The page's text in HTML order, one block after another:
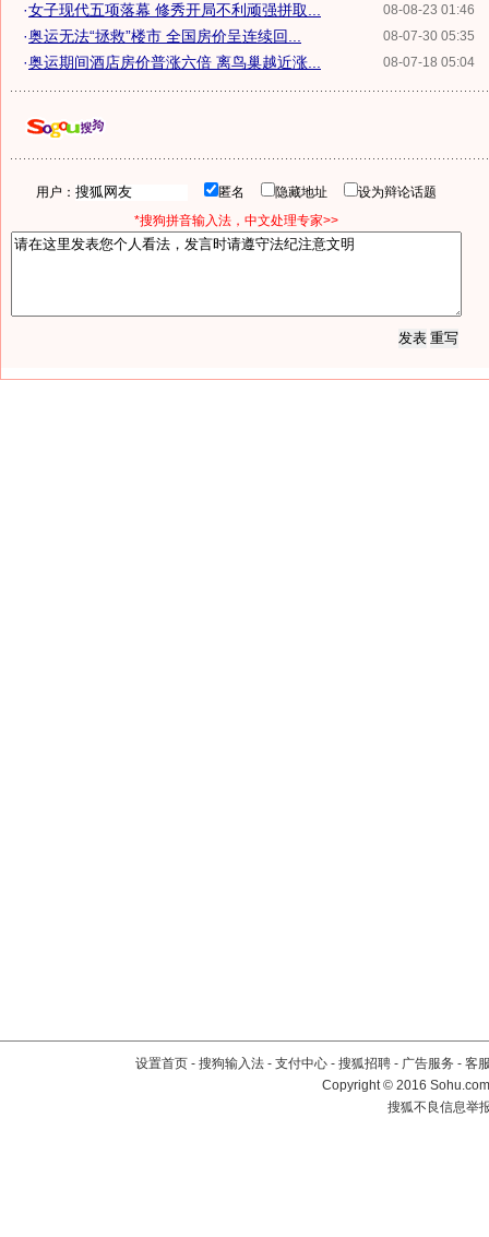
08-08-23 01:46
·女子现代五项落幕 修秀开局不利顽强拼取...
08-07-30 05:35
·奥运无法“拯救”楼市 全国房价呈连续回...
08-07-18 05:04
·奥运期间酒店房价普涨六倍 离鸟巢越近涨...
用户： 匿名 隐藏地址
设为辩论话题
*搜狗拼音输入法，中文处理专家>>
设置首页 - 搜狗输入法 - 支付中心 - 搜狐招聘 - 广告服务 - 客
Copyright©2016
搜狐不良信息举